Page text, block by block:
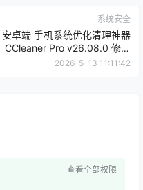
系统安全
安卓端 手机系统优化清理神器
CCleaner Pro v26.08.0 修改
版 | 软件个锤子 | R1053
2026-5-13 11:11:42
查看全部权限